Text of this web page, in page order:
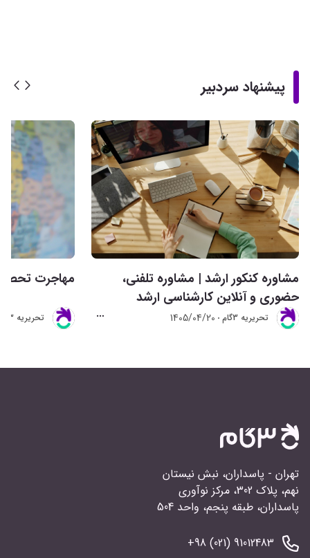
پیشنهاد سردبیر
مشاوره کنکور ارشد | مشاوره تلفنی،
حضوری و آنلاین کارشناسی ارشد
تحريريه 3گام 1405/04/20
مهاجرت
تحريريه 3گام
تهران - پاسداران، نبش نیستان
نهم، پلاک 302، مرکز نوآوری
پاسداران، طبقه پنجم، واحد 504
91012483 (021) 98+